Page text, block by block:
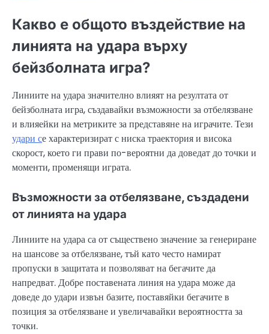
Какво е общото въздействие на
линията на удара върху
бейзболната игра?
Линиите на удара значително влияят на резултата от
бейзболната игра, създавайки възможности за отбелязване
и влияейки на метриките за представяне на играчите. Тези
удари се характеризират с ниска траектория и висока
скорост, което ги прави по-вероятни да доведат до точки и
моменти, променящи играта.
Възможности за отбелязване, създадени
от линията на удара
Линиите на удара са от съществено значение за генериране
на шансове за отбелязване, тъй като често намират
пропуски в защитата и позволяват на бегачите да
напредват. Добре поставената линия на удара може да
доведе до удари извън базите, поставяйки бегачите в
позиция за отбелязване и увеличавайки вероятността за
точки.